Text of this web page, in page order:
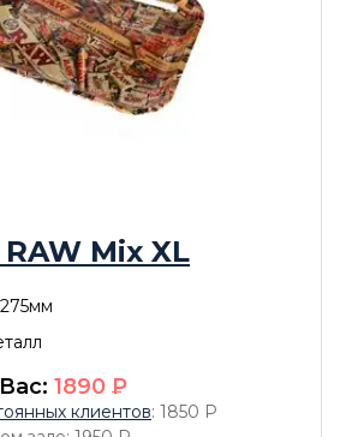
Mix XL
1890 P
клиентов: 1850 P